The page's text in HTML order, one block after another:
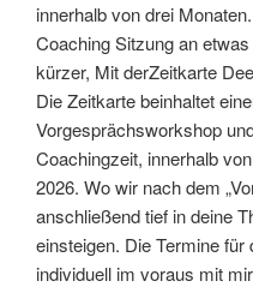
innerhalb von drei
Coaching Sitzung an
kürzer, Mit derZeitkarte
Die Zeitkarte beinhaltet
Vorgesprächsworkshop
Coachingzeit, innerhalb
2026. Wo wir nach dem
anschließend tief in deine
einsteigen. Die Termine
individuell im voraus mit